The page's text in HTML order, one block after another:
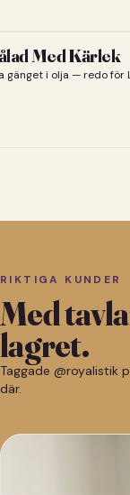
Med Kärlek
gänget i olja — redo för
RIKTIGA KUNDER
Med
lagret.
Taggade @royalistik
där.